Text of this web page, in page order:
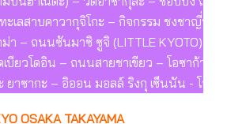
เลสาบคาวากุจิโกะ – กิจกรรม ชงชาญี่ปุ่น
ม่า – ถนนซันมาซิ ซูจิ (LITTLE KYOTO) –
เบียวโดอิน – ถนนสายชาเขียว – โอซาก้า
ยาซากะ – อิออน มอลล์ ริงกุ เซ็นนัน - โอ
OSAKA TAKAYAMA